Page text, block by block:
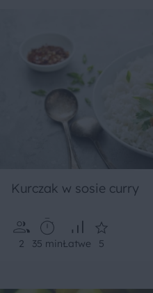
Kurczak w sosie curry
2 35 minŁatwe 5